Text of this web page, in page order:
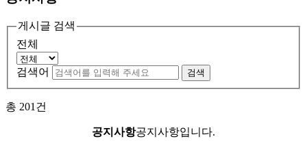
게시글 검색
전체
검색어 검색
총 201 건
공지사항공지사항입니다.